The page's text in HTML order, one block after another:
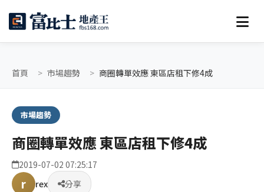
首頁 市場趨勢 商圈轉單效應 東區店租下修4成
市場趨勢
商圈轉單效應 東區店租下修4成
2019-07-02 07:25:17
r rex 分享